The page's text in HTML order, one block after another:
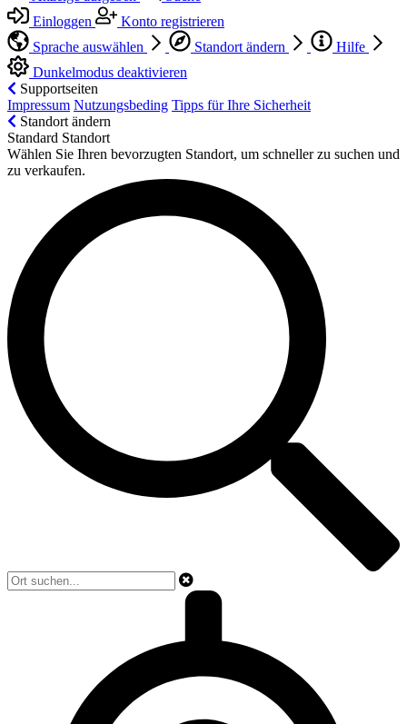
Einloggen
Konto registrieren
Sprache auswählen
Standort ändern
Hilfe
Dunkelmodus deaktivieren
Supportseiten
Impressum Nutzungsbeding Tipps für Ihre Sicherheit
Standort ändern
Standard Standort
Wählen Sie Ihren bevorzugten Standort, um schneller zu suchen und
zu verkaufen.